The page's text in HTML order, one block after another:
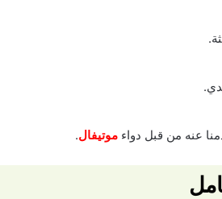
عنه من قبل دواء موتيفال.